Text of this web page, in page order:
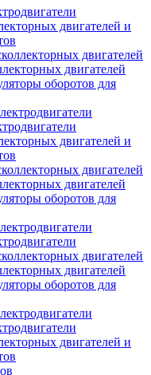
двигателей и
двигателей
двигателей
оборотов для
двигателей и
двигателей
двигателей
оборотов для
двигателей
двигателей
оборотов для
двигателей и